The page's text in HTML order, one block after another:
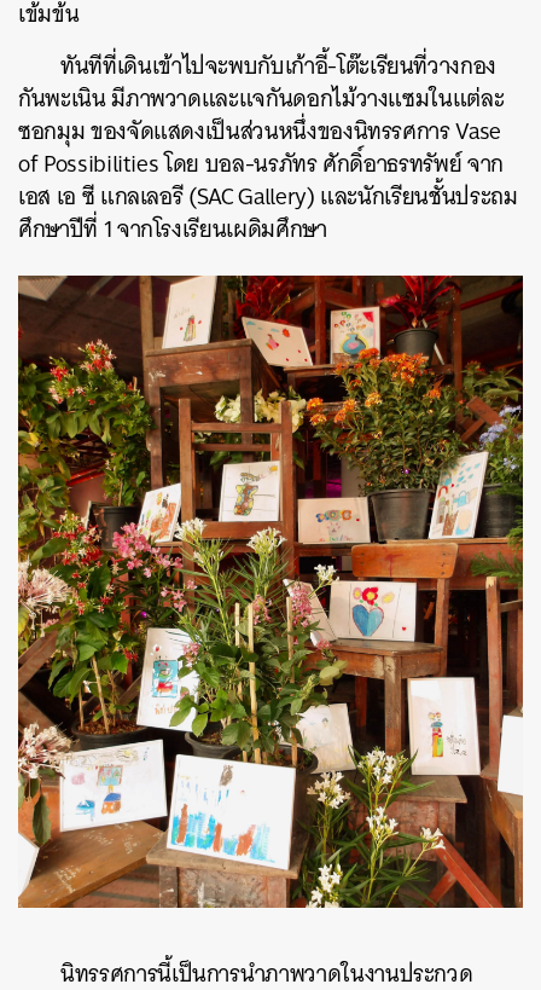
เข้มข้น
ทันทีที่เดินเข้าไปจะพบกับเก้าอี้-โต๊ะเรียนที่วางกอง
กันพะเนิน มีภาพวาดและแจกันดอกไม้วางแซมในแต่ละ
ซอกมุม ของจัดแสดงเป็นส่วนหนึ่งของนิทรรศการ Vase
of Possibilities โดย บอล-นรภัทร ศักดิ์อาธรทรัพย์ จาก
เอส เอ ซี แกลเลอรี (SAC Gallery) และนักเรียนชั้นประถม
ศึกษาปีที่ 1 จากโรงเรียนเผดิมศึกษา
นิทรรศการนี้เป็นการนำภาพวาดในงานประกวด